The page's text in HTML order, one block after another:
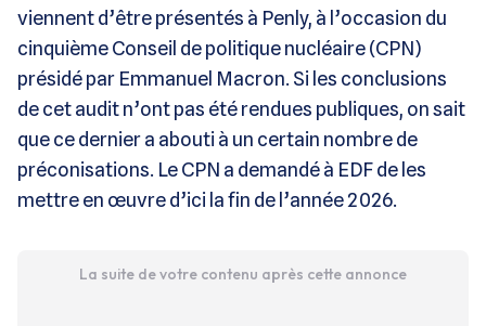
viennent d’être présentés à Penly, à l’occasion du
cinquième Conseil de politique nucléaire (CPN)
présidé par Emmanuel Macron. Si les conclusions
de cet audit n’ont pas été rendues publiques, on sait
que ce dernier a abouti à un certain nombre de
préconisations. Le CPN a demandé à EDF de les
mettre en œuvre d’ici la fin de l’année 2026.
La suite de votre contenu après cette annonce